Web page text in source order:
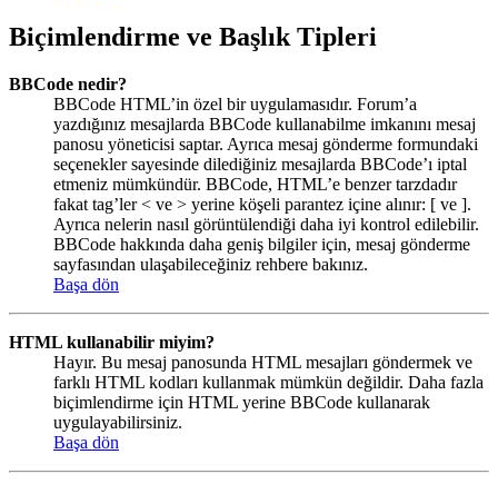
Biçimlendirme ve Başlık Tipleri
BBCode nedir?
BBCode HTML’in özel bir uygulamasıdır. Forum’a
yazdığınız mesajlarda BBCode kullanabilme imkanını mesaj
panosu yöneticisi saptar. Ayrıca mesaj gönderme formundaki
seçenekler sayesinde dilediğiniz mesajlarda BBCode’ı iptal
etmeniz mümkündür. BBCode, HTML’e benzer tarzdadır
fakat tag’ler < ve > yerine köşeli parantez içine alınır: [ ve ].
Ayrıca nelerin nasıl görüntülendiği daha iyi kontrol edilebilir.
BBCode hakkında daha geniş bilgiler için, mesaj gönderme
sayfasından ulaşabileceğiniz rehbere bakınız.
Başa dön
HTML kullanabilir miyim?
Hayır. Bu mesaj panosunda HTML mesajları göndermek ve
farklı HTML kodları kullanmak mümkün değildir. Daha fazla
biçimlendirme için HTML yerine BBCode kullanarak
uygulayabilirsiniz.
Başa dön